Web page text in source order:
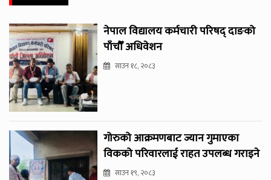
नेपाल विद्यालय कर्मचारी परिषद् दाङको
पाँचौँ अधिवेशन
साउन १८, २०८३
गोरुको आक्रमणबाट ज्यान गुमाएका
विकको परिवारलाई राहत उपलब्ध गराइने
साउन १९, २०८३